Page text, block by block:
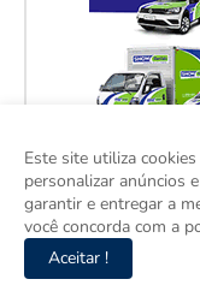
Este site utiliza
personalizar anúncios
garantir e entregar a
você concorda com a
Aceitar !